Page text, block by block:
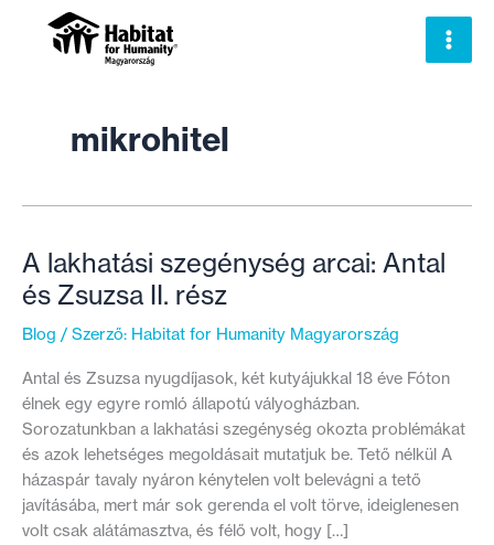
mikrohitel
A lakhatási szegénység arcai: Antal
és Zsuzsa II. rész
Blog / Szerző: Habitat for Humanity Magyarország
Antal és Zsuzsa nyugdíjasok, két kutyájukkal 18 éve Fóton
élnek egy egyre romló állapotú vályogházban.
Sorozatunkban a lakhatási szegénység okozta problémákat
és azok lehetséges megoldásait mutatjuk be. Tető nélkül A
házaspár tavaly nyáron kénytelen volt belevágni a tető
javításába, mert már sok gerenda el volt törve, ideiglenesen
volt csak alátámasztva, és félő volt, hogy […]